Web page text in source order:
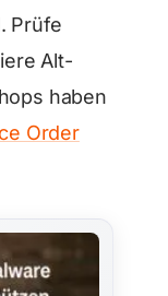
Prüfe
Alt-
haben
Order